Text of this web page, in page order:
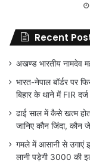
Recent
अखण्ड भारतीय नामदेव
भारत-नेपाल बॉर्डर पर
बिहार के थाने में FIR दर्ज
ढाई साल में कैसे खत्म
जानिए कौन जिंदा,
गमले में आसानी से उगाएं
लानी पड़ेगी 3000 की